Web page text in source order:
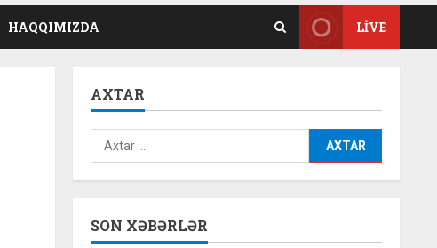
HAQQIMIZDA LIVE
AXTAR
Axtarış:
SON XƏBƏRLƏR